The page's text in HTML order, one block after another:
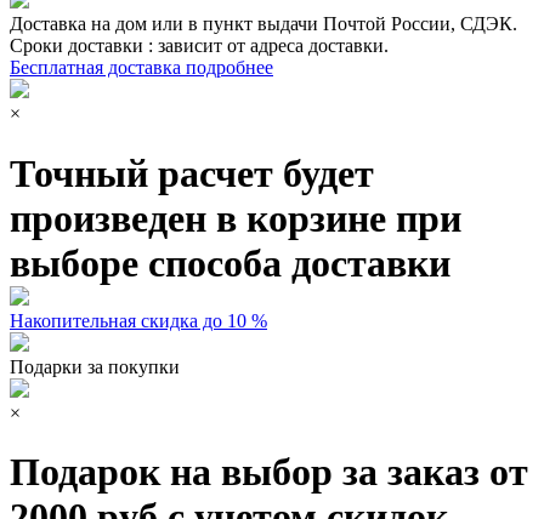
Доставка на дом или в пункт выдачи Почтой России, СДЭК.
Сроки доставки : зависит от адреса доставки.
Бесплатная доставка подробнее
×
Точный расчет будет
произведен в корзине при
выборе способа доставки
Накопительная скидка до 10 %
Подарки за покупки
×
Подарок на выбор за заказ от